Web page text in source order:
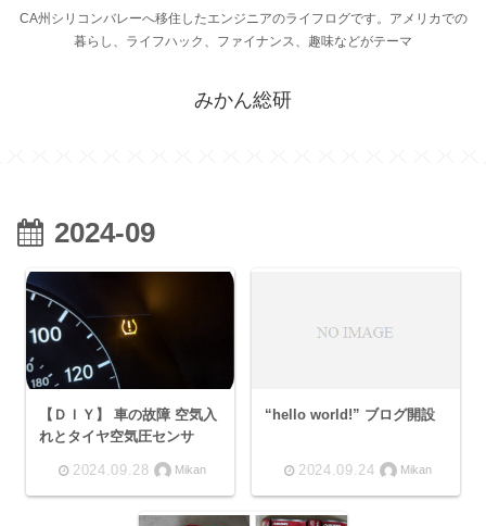
CA州シリコンバレーへ移住したエンジニアのライフログです。アメリカでの
暮らし、ライフハック、ファイナンス、趣味などがテーマ
みかん総研
2024-09
【ＤＩＹ】 車の故障 空気入
れとタイヤ空気圧センサ
2024.09.28 Mikan
“hello world!” ブログ開設
2024.09.24 Mikan